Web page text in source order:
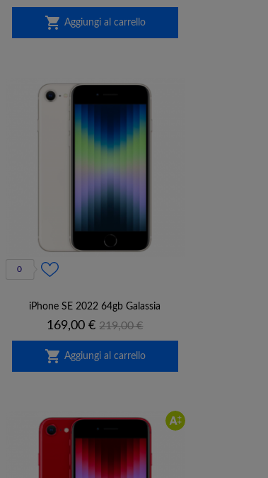
base
 Aggiungi al carrello
0
iPhone SE 2022 64gb Galassia
Prezzo
169,00 € Prezzo
base
219,00 €
 Aggiungi al carrello